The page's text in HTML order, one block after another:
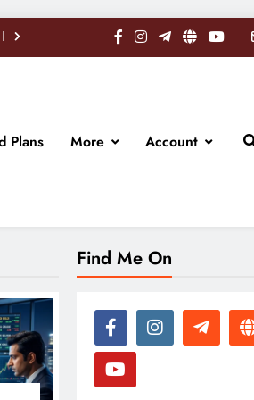
Plans More Account
Find Me On